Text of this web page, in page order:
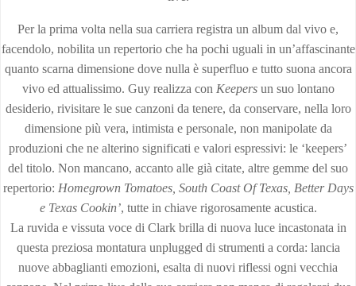
Per la prima volta nella sua carriera registra un album dal vivo e,
facendolo, nobilita un repertorio che ha pochi uguali in un’affascinante
quanto scarna dimensione dove nulla è superfluo e tutto suona ancora
vivo ed attualissimo. Guy realizza con Keepersun suo lontano
desiderio, rivisitare le sue canzoni da tenere, da conservare, nella loro
dimensione più vera, intimista e personale, non manipolate da
produzioni che ne alterino significati e valori espressivi: le ‘keepers’
del titolo. Non mancano, accanto alle già citate, altre gemme del suo
repertorio: Homegrown Tomatoes, South Coast Of Texas, Better Days
e Texas Cookin’, tutte in chiave rigorosamente acustica.
La ruvida e vissuta voce di Clark brilla di nuova luce incastonata in
questa preziosa montatura unplugged di strumenti a corda: lancia
nuove abbaglianti emozioni, esalta di nuovi riflessi ogni vecchia